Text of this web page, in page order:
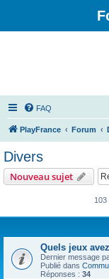
FAQ
PlayFrance Forum
Divers
Nouveau sujet
103
Quels jeux
Dernier message
Publié dans
Réponses : 34